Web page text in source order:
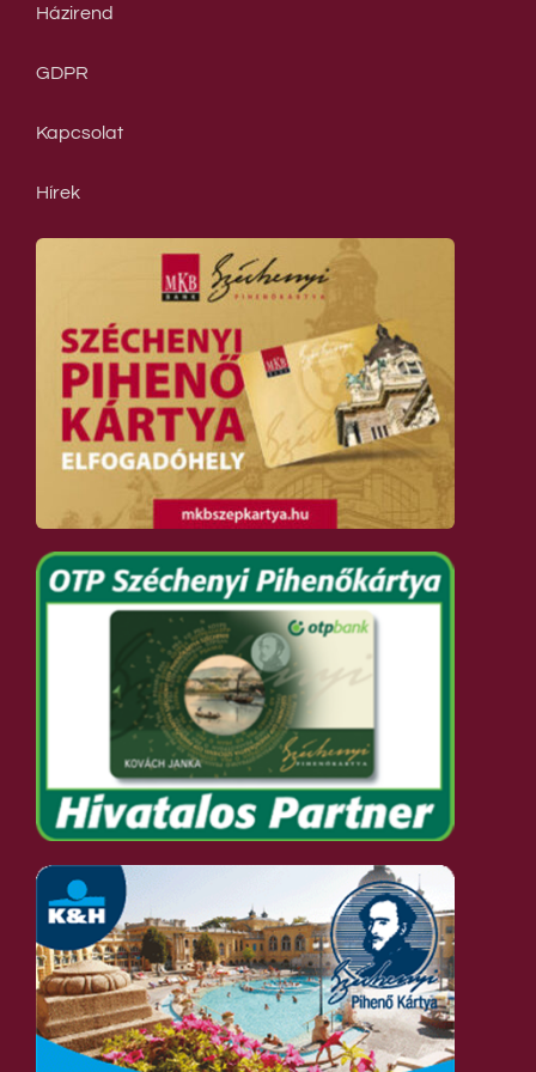
Házirend
GDPR
Kapcsolat
Hírek